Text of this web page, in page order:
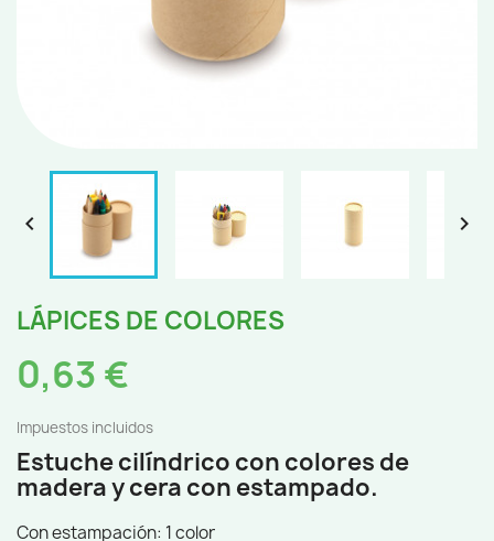
 
LÁPICES DE COLORES
0,63 €
Impuestos incluidos
Estuche cilíndrico con colores de
madera y cera con estampado.
Con estampación: 1 color